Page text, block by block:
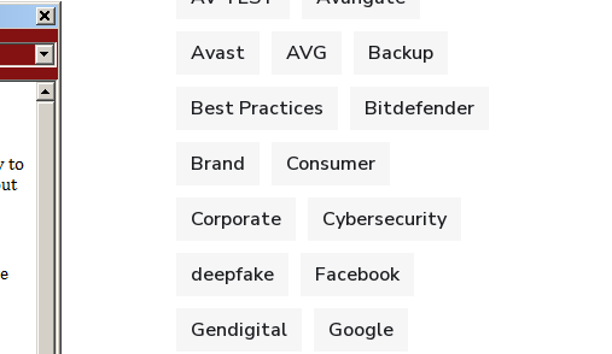
Avast AVG Backup
Best Practices Bitdefender
Brand Consumer
Corporate Cybersecurity
deepfake Facebook
Gendigital Google